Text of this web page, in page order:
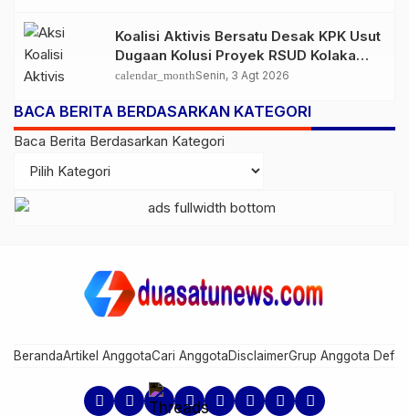
Koalisi Aktivis Bersatu Desak KPK Usut
Dugaan Kolusi Proyek RSUD Kolaka
Timur, Sejumlah Pejabat dan PT
Diperiksa
calendar_monthSenin, 3 Agt 2026
BACA BERITA BERDASARKAN KATEGORI
Baca Berita Berdasarkan Kategori
BerandaArtikel AnggotaCari AnggotaDisclaimerGrup Anggota